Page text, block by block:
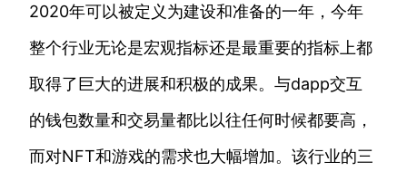
2020年可以被定义为建设和准备的一年，今年
整个行业无论是宏观指标还是最重要的指标上都
取得了巨大的进展和积极的成果。与dapp交互
的钱包数量和交易量都比以往任何时候都要高，
而对NFT和游戏的需求也大幅增加。该行业的三